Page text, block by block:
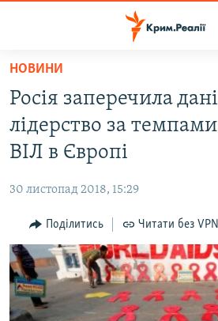
Перейти
основного
матеріалу
Перейти
до
основної
Перейти
до
пошуку
ВІДЕО ТА ФОТО
БЛОГИ
ПОГЛЯД
ІНТЕРВ'Ю
ВСЕ ЗА ДЕНЬ
СПЕЦПРОЕКТИ
НОВИНИ
Росія заперечила
лідерство за
ВІЛ в Європі
30 листопад 2018, 15:29
Поділитись Читати без VPN